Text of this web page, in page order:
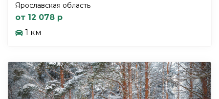
Ярославская область
от 12 078 р
1 км